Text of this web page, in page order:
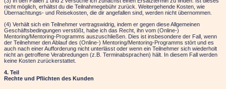
nicht möglich, erhältst du die Teilnahmegebühr zurück. Weitergehende Kosten, wie
Übernachtungs- und Reisekosten, die dir angefallen sind, werden nicht übernommen.
(4) Verhält sich ein Teilnehmer vertragswidrig, indem er gegen diese Allgemeinen
Geschäftsbedingungen verstößt, habe ich das Recht, ihn vom (Online-)
Mentoring/Mentoring-Programms auszuschließen. Dies ist insbesondere der Fall, wenn
der Teilnehmer den Ablauf des (Online-) Mentoring/Mentoring-Programms stört und es
auch nach einer Aufforderung nicht unterlässt oder wenn ein Teilnehmer sich wiederholt
nicht an getroffene Verabredungen (z.B. Terminabsprachen) hält. In diesem Fall werden
keine Kosten zurückerstattet.
4. Teil
Rechte und Pflichten des Kunden